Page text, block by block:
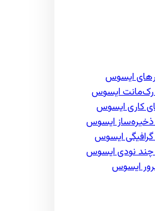
ایسوس
ایسوس
کاری ایسوس
ایسوس
ایسوس
نودی ایسوس
ایسوس